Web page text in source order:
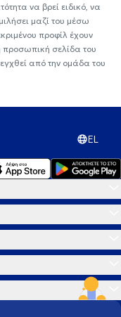
να βρεί ειδικό, να
μαζί του μέσω
προφίλ έχουν
σελίδα του
από την ομάδα του
EL